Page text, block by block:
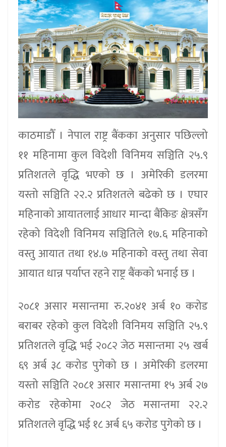
काठमाडौँ । नेपाल राष्ट्र बैंकका अनुसार पछिल्लो
११ महिनामा कुल विदेशी विनिमय सञ्चिति २५.९
प्रतिशतले वृद्धि भएको छ । अमेरिकी डलरमा
यस्तो सञ्चिति २२.२ प्रतिशतले बढेको छ । एघार
महिनाको आयातलाई आधार मान्दा बैंकिङ क्षेत्रसँग
रहेको विदेशी विनिमय सञ्चितिले १७.६ महिनाको
वस्तु आयात तथा १४.७ महिनाको वस्तु तथा सेवा
आयात धान्न पर्याप्त रहने राष्ट्र बैंकको भनाई छ ।
२०८१ असार मसान्तमा रु.२०४१ अर्ब १० करोड
बराबर रहेको कुल विदेशी विनिमय सञ्चिति २५.९
प्रतिशतले वृद्धि भई २०८२ जेठ मसान्तमा २५ खर्ब
६९ अर्ब ३८ करोड पुगेको छ । अमेरिकी डलरमा
यस्तो सञ्चिति २०८१ असार मसान्तमा १५ अर्ब २७
करोड रहेकोमा २०८२ जेठ मसान्तमा २२.२
प्रतिशतले वृद्धि भई १८ अर्ब ६५ करोड पुगेको छ ।